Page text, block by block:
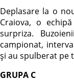
Deplasare la o
Craiova, o
surpriza.
campionat,
și au spulberat pe
GRUPA C